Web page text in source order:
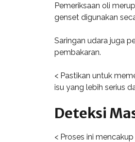
Pemeriksaan oli
genset digunakan
Saringan udara juga
pembakaran.
< Pastikan untuk
isu yang lebih serius
Deteksi
< Proses ini